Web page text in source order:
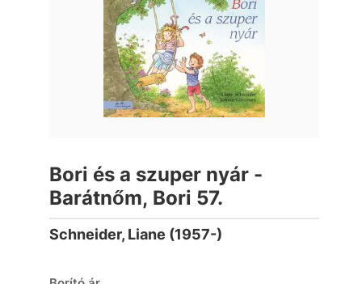
Bori és a szuper nyár -
Barátnőm, Bori 57.
Schneider, Liane (1957-)